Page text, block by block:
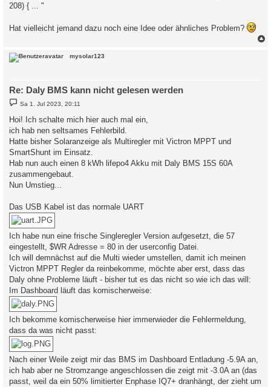
208) { ... "
Hat vielleicht jemand dazu noch eine Idee oder ähnliches Problem?
mysolar123
Re: Daly BMS kann nicht gelesen werden
B
e
i
t
r
a
g
Sa 1. Jul 2023, 20:11
Hoi! Ich schalte mich hier auch mal ein,
ich hab nen seltsames Fehlerbild.
Hatte bisher Solaranzeige als Multiregler mit Victron MPPT und
SmartShunt im Einsatz.
Hab nun auch einen 8 kWh lifepo4 Akku mit Daly BMS 15S 60A
zusammengebaut.
Nun Umstieg...
Das USB Kabel ist das normale UART
Ich habe nun eine frische Singleregler Version aufgesetzt, die 57
eingestellt, $WR Adresse = 80 in der userconfig Datei.
Ich will demnächst auf die Multi wieder umstellen, damit ich meinen
Victron MPPT Regler da reinbekomme, möchte aber erst, dass das
Daly ohne Probleme läuft - bisher tut es das nicht so wie ich das will:
Im Dashboard läuft das komischerweise:
Ich bekomme komischerweise hier immerwieder die Fehlermeldung,
dass da was nicht passt:
Nach einer Weile zeigt mir das BMS im Dashboard Entladung -5.9A an,
ich hab aber ne Stromzange angeschlossen die zeigt mit -3.0A an (das
passt, weil da ein 50% limitierter Enphase IQ7+ dranhängt, der zieht um